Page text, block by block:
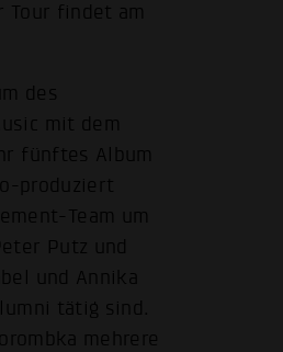
Tour findet am
des
mit dem
fünftes Album
produziert
Team um
Putz und
und Annika
tätig sind.
mehrere